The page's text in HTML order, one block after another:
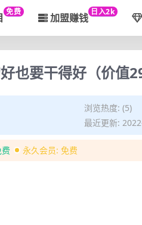
免费 加盟赚钱 日入2k
也要干得好（价值
浏览热度: (5)
最近更新:
永久会员: 免费